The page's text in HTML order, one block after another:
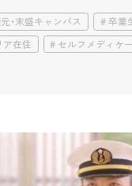
・末盛キャンパス
卒業
ア在住
セルフメディケ